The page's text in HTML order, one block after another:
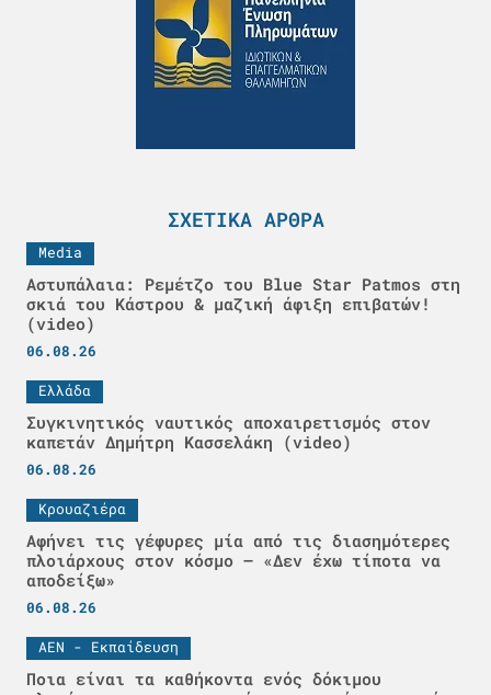
ΣΧΕΤΙΚΆ ΆΡΘΡΑ
Media
Αστυπάλαια: Ρεμέτζο του Blue Star Patmos στη
σκιά του Κάστρου & μαζική άφιξη επιβατών!
(video)
06.08.26
Ελλάδα
Συγκινητικός ναυτικός αποχαιρετισμός στον
καπετάν Δημήτρη Κασσελάκη (video)
06.08.26
Κρουαζιέρα
Αφήνει τις γέφυρες μία από τις διασημότερες
πλοιάρχους στον κόσμο – «Δεν έχω τίποτα να
αποδείξω»
06.08.26
ΑΕΝ - Εκπαίδευση
Ποια είναι τα καθήκοντα ενός δόκιμου